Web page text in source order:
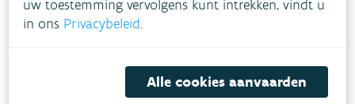
een duurzaam lucht-, water- en klimaatbeleid.
uw toestemming vervolgens kunt intrekken, vindt u
in ons Privacybeleid.
Alle cookies aanvaarden